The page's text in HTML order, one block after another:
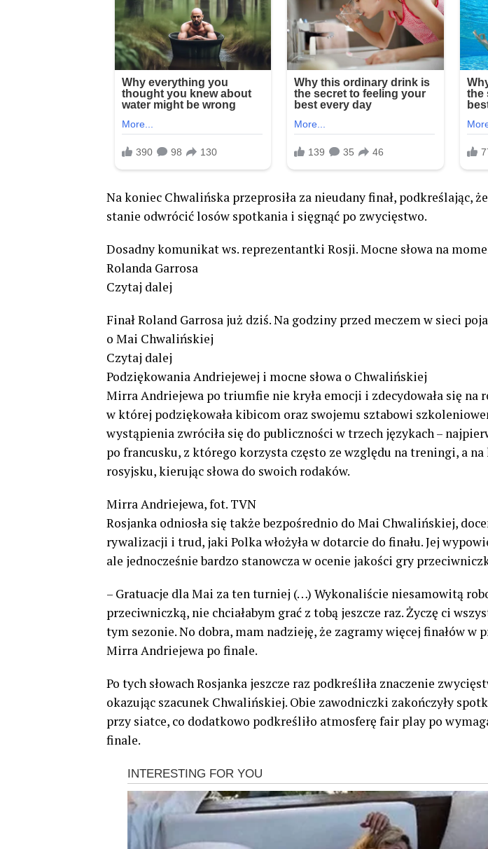
Na koniec Chwalińska przeprosiła za nieudany finał, podkreślając,
stanie odwrócić losów spotkania i sięgnąć po zwycięstwo.
Dosadny komunikat ws. reprezentantki Rosji. Mocne słowa na
Rolanda Garrosa
Czytaj dalej
Finał Roland Garrosa już dziś. Na godziny przed meczem w sieci
o Mai Chwalińskiej
Czytaj dalej
Podziękowania Andriejewej i mocne słowa o Chwalińskiej
Mirra Andriejewa po triumfie nie kryła emocji i zdecydowała się na
w której podziękowała kibicom oraz swojemu sztabowi
wystąpienia zwróciła się do publiczności w trzech językach –
po francusku, z którego korzysta często ze względu na treningi, a
rosyjsku, kierując słowa do swoich rodaków.
Mirra Andriejewa, fot. TVN
Rosjanka odniosła się także bezpośrednio do Mai Chwalińskiej,
rywalizacji i trud, jaki Polka włożyła w dotarcie do finału. Jej
ale jednocześnie bardzo stanowcza w ocenie jakości gry
– Gratuacje dla Mai za ten turniej (…) Wykonaliście niesamowitą
przeciwniczką, nie chciałabym grać z tobą jeszcze raz. Życzę ci
tym sezonie. No dobra, mam nadzieję, że zagramy więcej finałów w
Mirra Andriejewa po finale.
Po tych słowach Rosjanka jeszcze raz podkreśliła znaczenie
okazując szacunek Chwalińskiej. Obie zawodniczki zakończyły
przy siatce, co dodatkowo podkreśliło atmosferę fair play po
finale.